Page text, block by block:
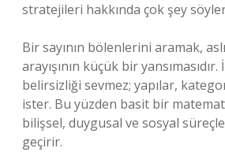
stratejileri hakkında çok şey
Bir sayının bölenlerini aramak,
arayışının küçük bir
belirsizliği sevmez; yapılar,
ister. Bu yüzden basit bir
bilişsel, duygusal ve sosyal
geçirir.